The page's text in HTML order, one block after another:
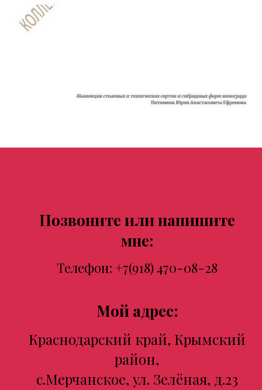
Позвоните или напишите
мне:
Телефон: +7(918) 470-08-28
Мой адрес:
Краснодарский край, Крымский
район,
с.Мерчанское, ул. Зелёная, д.23